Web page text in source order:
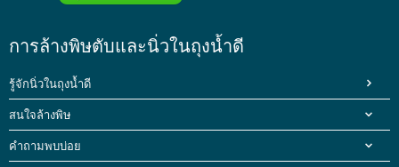
การล้างพิษตับและนิ่วในถุงน้ำดี
รู้จักนิ่วในถุงน้ำดี
สนใจล้างพิษ
คำถามพบบ่อย